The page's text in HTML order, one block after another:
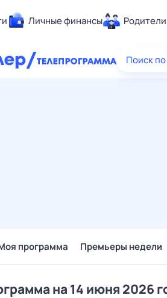
Личные финансы
Поиск
программа Премьеры недели
на 14 июня 2026